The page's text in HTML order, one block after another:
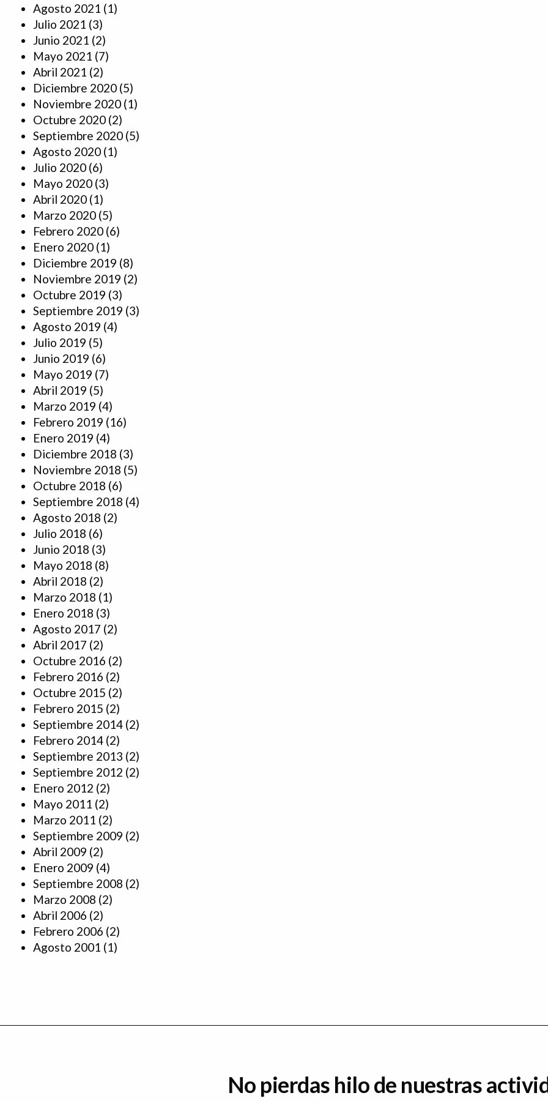
Agosto 2021 (1)
Julio 2021 (3)
Junio 2021 (2)
Mayo 2021 (7)
Abril 2021 (2)
Diciembre 2020 (5)
Noviembre 2020 (1)
Octubre 2020 (2)
Septiembre 2020 (5)
Agosto 2020 (1)
Julio 2020 (6)
Mayo 2020 (3)
Abril 2020 (1)
Marzo 2020 (5)
Febrero 2020 (6)
Enero 2020 (1)
Diciembre 2019 (8)
Noviembre 2019 (2)
Octubre 2019 (3)
Septiembre 2019 (3)
Agosto 2019 (4)
Julio 2019 (5)
Junio 2019 (6)
Mayo 2019 (7)
Abril 2019 (5)
Marzo 2019 (4)
Febrero 2019 (16)
Enero 2019 (4)
Diciembre 2018 (3)
Noviembre 2018 (5)
Octubre 2018 (6)
Septiembre 2018 (4)
Agosto 2018 (2)
Julio 2018 (6)
Junio 2018 (3)
Mayo 2018 (8)
Abril 2018 (2)
Marzo 2018 (1)
Enero 2018 (3)
Agosto 2017 (2)
Abril 2017 (2)
Octubre 2016 (2)
Febrero 2016 (2)
Octubre 2015 (2)
Febrero 2015 (2)
Septiembre 2014 (2)
Febrero 2014 (2)
Septiembre 2013 (2)
Septiembre 2012 (2)
Enero 2012 (2)
Mayo 2011 (2)
Marzo 2011 (2)
Septiembre 2009 (2)
Abril 2009 (2)
Enero 2009 (4)
Septiembre 2008 (2)
Marzo 2008 (2)
Abril 2006 (2)
Febrero 2006 (2)
Agosto 2001 (1)
No pierdas hilo de nuestras